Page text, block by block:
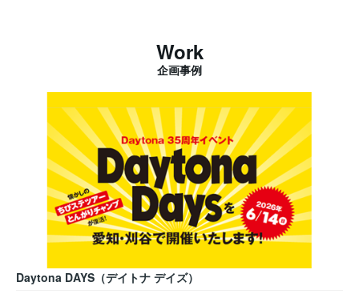
Work
企画事例
Daytona DAYS（デイトナ デイズ）